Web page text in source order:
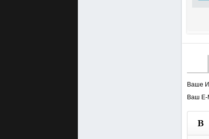
Ваше
Ваш E-